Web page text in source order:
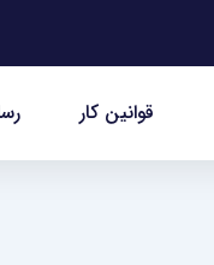
قوانین کار